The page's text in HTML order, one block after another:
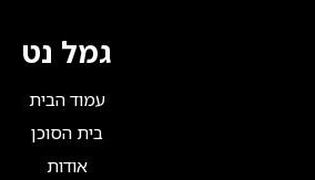
גמל נט
עמוד הבית
בית הסוכן
אודות